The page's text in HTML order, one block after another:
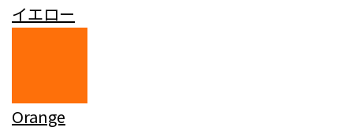
イエロー
Orange